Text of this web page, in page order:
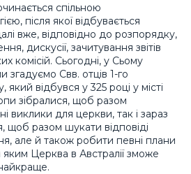
спільною
після якої відбувається
вже, відповідно до розпорядку,
дискусії, зачитування звітів
комісій. Сьогодні, у Сьому
згадуємо Свв. отців 1-го
відбувся у 325 році у місті
зібралися, щоб разом
виклики для церкви, так і зараз
щоб разом шукати відповіді
але й також робити певні плани
Церква в Австралії зможе